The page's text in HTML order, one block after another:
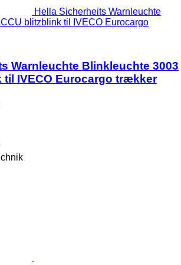
Hella Sicherheits Warnleuchte
blitzblink til IVECO Eurocargo
Warnleuchte Blinkleuchte 3003
til IVECO Eurocargo trækker